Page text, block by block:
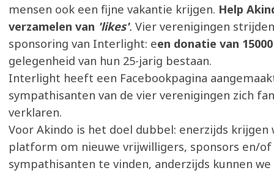
mensen ook een fijne vakantie krijgen. Help
verzamelen van 'likes'. Vier verenigingen
sponsoring van Interlight: een donatie van
gelegenheid van hun 25-jarig bestaan.
Interlight heeft een Facebookpagina
sympathisanten van de vier verenigingen zich
verklaren.
Voor Akindo is het doel dubbel: enerzijds krijgen
platform om nieuwe vrijwilligers, sponsors en/of
sympathisanten te vinden, anderzijds kunnen